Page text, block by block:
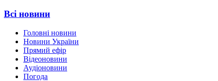
Всі новини
Головні новини
Новини України
Прямий ефір
Відеоновини
Аудіоновини
Погода